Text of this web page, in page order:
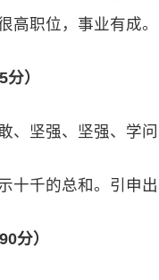
高职位，事业有成。
）
、坚强、坚强、学
十千的总和。引申
分）